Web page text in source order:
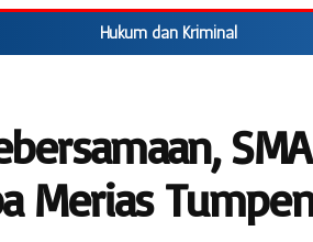
Hukum dan Kriminal
Merias